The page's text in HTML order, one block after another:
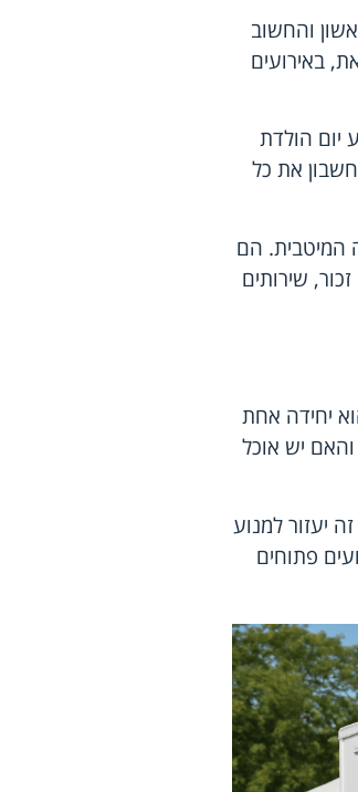
והחשוב
באירועים
אירוע יום הולדת
את כל
המיטבית. הם
שירותים
יחידה אחת
והאם יש אוכל
יעזור למנוע
פתוחים